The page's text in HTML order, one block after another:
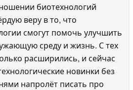
биотехнологий
веру в то, что
смогут помочь улучшить
среду и жизнь. С тех
расширились, и сейчас
новинки без
напролёт писать про